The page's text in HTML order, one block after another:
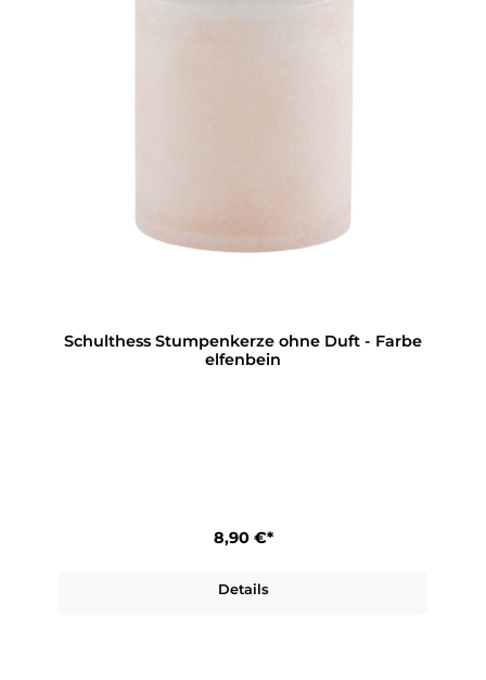
Schulthess Stumpenkerze ohne Duft - Farbe
elfenbein
8,90 €*
Details